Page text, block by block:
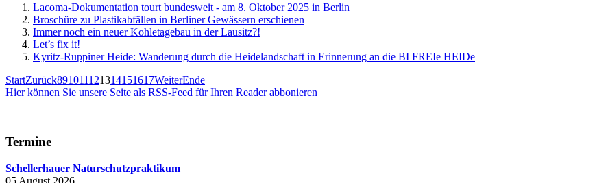
Lacoma-Dokumentation tourt bundesweit - am 8. Oktober 2025 in Berlin
Broschüre zu Plastikabfällen in Berliner Gewässern erschienen
Immer noch ein neuer Kohletagebau in der Lausitz?!
Let’s fix it!
Kyritz-Ruppiner Heide: Wanderung durch die Heidelandschaft in Erinnerung an die BI FREIe HEIDe
StartZurück891011121314151617WeiterEnde
Hier können Sie unsere Seite als RSS-Feed für Ihren Reader abbonieren
Termine
Schellerhauer Naturschutzpraktikum